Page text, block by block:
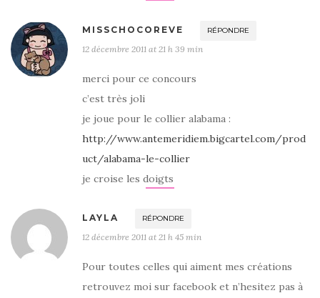
MISSCHOCOREVE RÉPONDRE
12 décembre 2011 at 21 h 39 min
merci pour ce concours
c’est très joli
je joue pour le collier alabama :
http://www.antemeridiem.bigcartel.com/prod
uct/alabama-le-collier
je croise les doigts
LAYLA RÉPONDRE
12 décembre 2011 at 21 h 45 min
Pour toutes celles qui aiment mes créations
retrouvez moi sur facebook et n’hesitez pas à